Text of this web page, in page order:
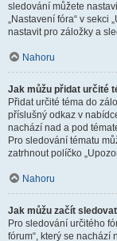
sledování můžete
„Nastavení fóra“ v sekci
nastavit pro záložky a
Nahoru
Jak můžu přidat určité
Přidat určité téma do
příslušný odkaz v
nachází nad a pod
Pro sledování tématu
zatrhnout políčko
Nahoru
Jak můžu začít
Pro sledování určitého
fórum“, který se nachází